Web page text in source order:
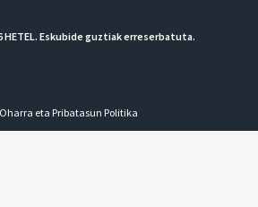
HETEL. Eskubide guztiak erreserbatuta.
eta Pribatasun Politika